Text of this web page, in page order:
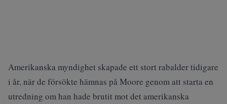
Amerikanska myndighet skapade ett stort rabalder tidigare
i år, när de försökte hämnas på Moore genom att starta en
utredning om han hade brutit mot det amerikanska